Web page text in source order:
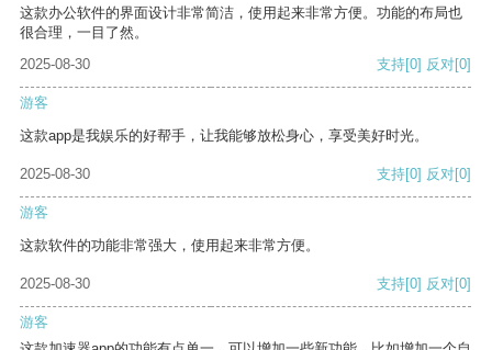
这款办公软件的界面设计非常简洁，使用起来非常方便。功能的布局也
很合理，一目了然。
2025-08-30
支持[0] 反对[0]
游客
这款app是我娱乐的好帮手，让我能够放松身心，享受美好时光。
2025-08-30 支持[0] 反对[0]
游客
这款软件的功能非常强大，使用起来非常方便。
2025-08-30 支持[0] 反对[0]
游客